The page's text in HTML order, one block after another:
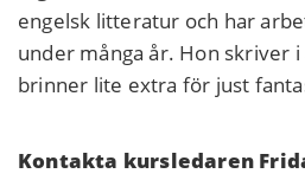
engelsk litteratur och har
under många år. Hon skriver
brinner lite extra för just
Kontakta kursledaren